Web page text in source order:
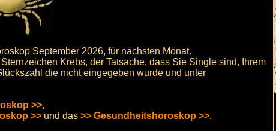
September 2026, für nächsten Monat.
Krebs, der Tatsache, dass Sie Single sind, Ihrem
die nicht eingegeben wurde und unter
>>,
>> und das>> Gesundheitshoroskop >>.